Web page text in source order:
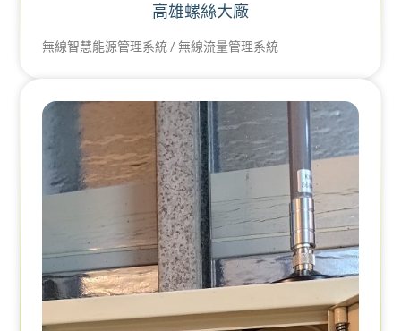
高雄螺絲大廠
無線智慧能源管理系統 / 無線流量管理系統